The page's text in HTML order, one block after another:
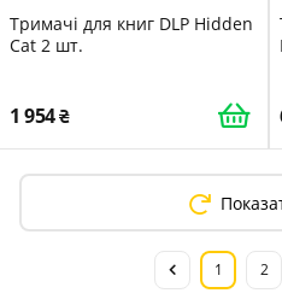
Тримачі для книг DLP Hidden
Cat 2 шт.
1 954
1 2